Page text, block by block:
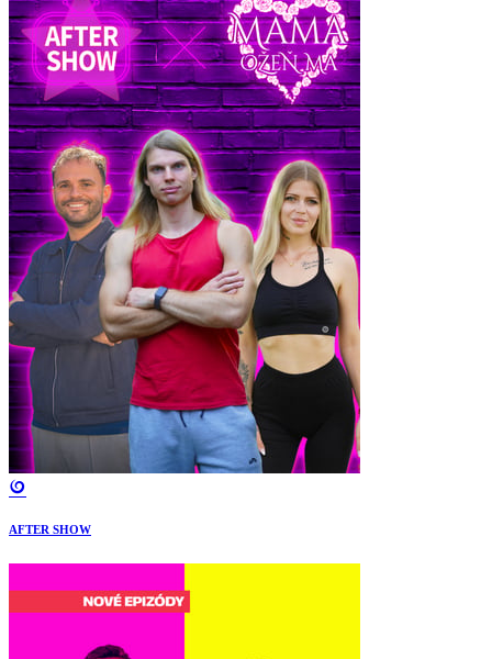
AFTER SHOW